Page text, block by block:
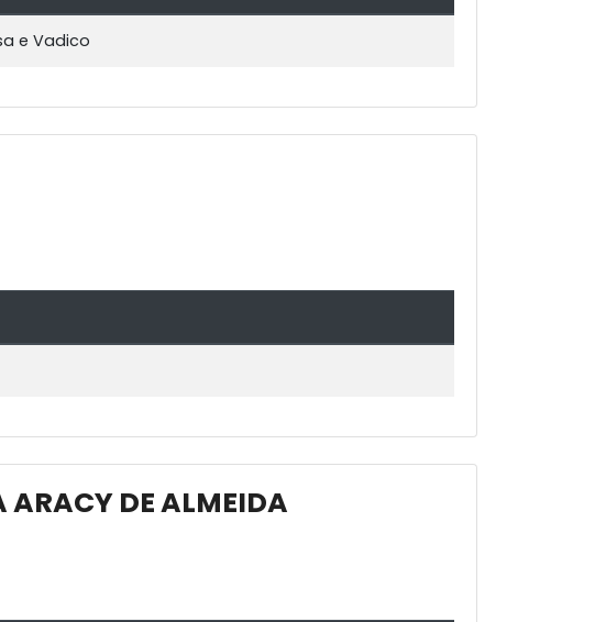
e Vadico
DE ALMEIDA